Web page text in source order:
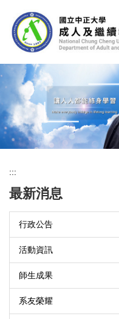
到
主
區
:::
最新消息
行政公告
活動資訊
師生成果
系友榮耀